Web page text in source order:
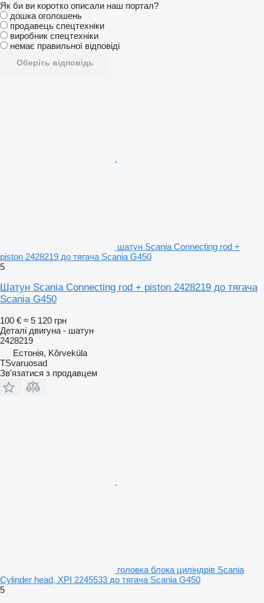
Як би ви коротко описали наш портал?
дошка оголошень
продавець спецтехніки
виробник спецтехніки
немає правильної відповіді
Оберіть відповідь
шатун Scania Connecting rod +
piston 2428219 до тягача Scania G450
5
Шатун Scania Connecting rod + piston 2428219 до тягача
Scania G450
100 € ≈ 5 120 грн
Деталі двигуна - шатун
2428219
Естонія, Kõrveküla
TSvaruosad
Зв'язатися з продавцем
головка блока циліндрів Scania
Cylinder head, XPI 2245533 до тягача Scania G450
5